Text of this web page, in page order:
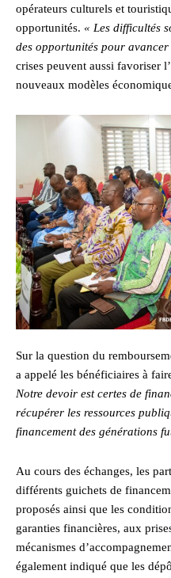
opérateurs culturels et
opportunités. « Les difficultés
des opportunités pour avancer
crises peuvent aussi favoriser
nouveaux modèles
Sur la question du
a appelé les bénéficiaires à
Notre devoir est certes de
récupérer les ressources
financement des générations
Au cours des échanges, les
différents guichets de
proposés ainsi que les
garanties financières, aux
mécanismes
également indiqué que les